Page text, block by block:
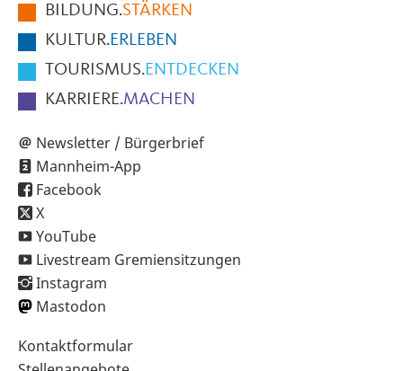
SeiteBILDUNG.STÄRKEN
KULTUR.ERLEBEN
TOURISMUS.ENTDECKEN
KARRIERE.MACHEN
Newsletter / Bürgerbrief
Mannheim-App
Facebook
X
YouTube
Livestream Gremiensitzungen
Instagram
Mastodon
Sekundärnavigation
Kontaktformular